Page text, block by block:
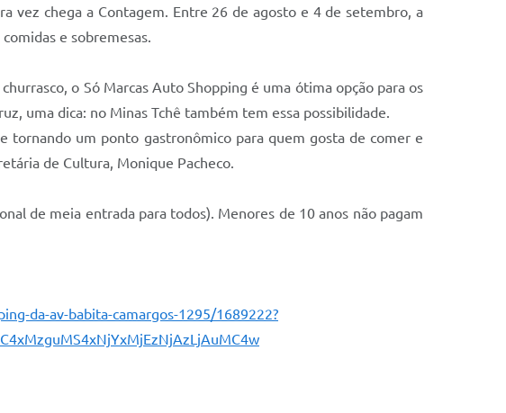
vez chega a Contagem. Entre 26 de agosto e 4 de setembro, a
e sobremesas.
o Só Marcas Auto Shopping é uma ótima opção para os
uma dica: no Minas Tchê também tem essa possibilidade.
tornando um ponto gastronômico para quem gosta de comer e
de Cultura, Monique Pacheco.
de meia entrada para todos). Menores de 10 anos não pagam
da-av-babita-camargos-1295/1689222?